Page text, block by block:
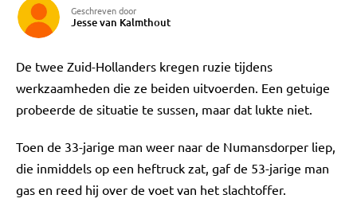
Geschreven door
Jesse van Kalmthout
De twee Zuid-Hollanders kregen ruzie tijdens
werkzaamheden die ze beiden uitvoerden. Een getuige
probeerde de situatie te sussen, maar dat lukte niet.
Toen de 33-jarige man weer naar de Numansdorper liep,
die inmiddels op een heftruck zat, gaf de 53-jarige man
gas en reed hij over de voet van het slachtoffer.